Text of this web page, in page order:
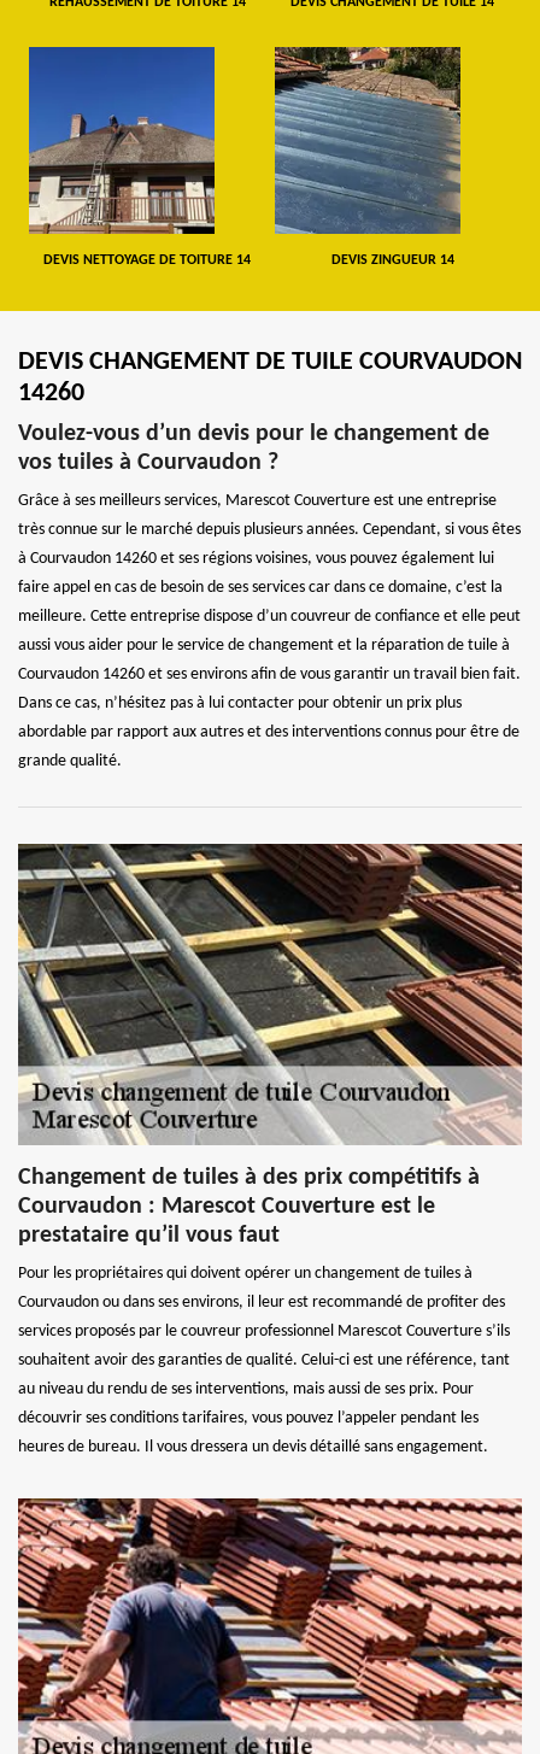
DEVIS NETTOYAGE DE TOITURE 14 DEVIS ZINGUEUR 14
DEVIS CHANGEMENT DE TUILE COURVAUDON
14260
Voulez-vous d’un devis pour le changement de
vos tuiles à Courvaudon ?
Grâce à ses meilleurs services, Marescot Couverture est une entreprise
très connue sur le marché depuis plusieurs années. Cependant, si vous êtes
à Courvaudon 14260 et ses régions voisines, vous pouvez également lui
faire appel en cas de besoin de ses services car dans ce domaine, c’est la
meilleure. Cette entreprise dispose d’un couvreur de confiance et elle peut
aussi vous aider pour le service de changement et la réparation de tuile à
Courvaudon 14260 et ses environs afin de vous garantir un travail bien fait.
Dans ce cas, n’hésitez pas à lui contacter pour obtenir un prix plus
abordable par rapport aux autres et des interventions connus pour être de
grande qualité.
Changement de tuiles à des prix compétitifs à
Courvaudon : Marescot Couverture est le
prestataire qu’il vous faut
Pour les propriétaires qui doivent opérer un changement de tuiles à
Courvaudon ou dans ses environs, il leur est recommandé de profiter des
services proposés par le couvreur professionnel Marescot Couverture s’ils
souhaitent avoir des garanties de qualité. Celui-ci est une référence, tant
au niveau du rendu de ses interventions, mais aussi de ses prix. Pour
découvrir ses conditions tarifaires, vous pouvez l’appeler pendant les
heures de bureau. Il vous dressera un devis détaillé sans engagement.